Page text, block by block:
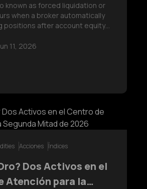
Half Your Portfolio
known as forced liquidation or
when a broker automatically
positions after account equity
leverage, margin requirements,
11, 2026
Acciones Índices
Dos Activos en el
Atención para la